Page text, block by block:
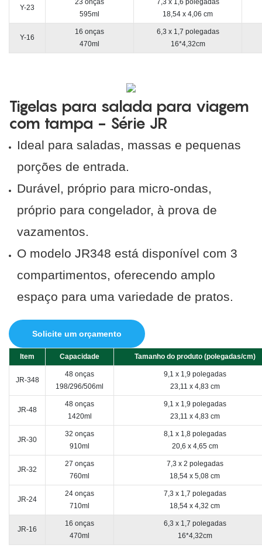
Y-23
595ml
18,54 x 4,06 cm
Y-16
16 onças
470ml
6,3 x 1,7 polegadas
16*4,32cm
Tigelas para salada para viagem
com tampa - Série JR
Ideal para saladas, massas e pequenas
porções de entrada.
Durável, próprio para micro-ondas,
próprio para congelador, à prova de
vazamentos.
O modelo JR348 está disponível com 3
compartimentos, oferecendo amplo
espaço para uma variedade de pratos.
Solicite um orçamento
Item Capacidade Tamanho do produto (polegadas/cm)
JR-348
48 onças
198/296/506ml
9,1 x 1,9 polegadas
23,11 x 4,83 cm
JR-48
48 onças
1420ml
9,1 x 1,9 polegadas
23,11 x 4,83 cm
JR-30
32 onças
910ml
8,1 x 1,8 polegadas
20,6 x 4,65 cm
JR-32
27 onças
760ml
7,3 x 2 polegadas
18,54 x 5,08 cm
JR-24
24 onças
710ml
7,3 x 1,7 polegadas
18,54 x 4,32 cm
JR-16
16 onças
470ml
6,3 x 1,7 polegadas
16*4,32cm